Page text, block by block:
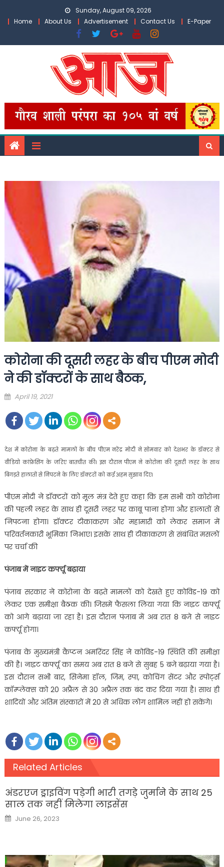
Sunday, August 09, 2026
Home
About Us Advertisement Contact Us E-Paper
कोरोना की दूसरी लहर के बीच पीएम मोदी
ने की डॉक्टरों के साथ बैठक,
Posted
April 19, 2021
देश में कोरोना के बढ़ते मामलों के बीच पीएम नरेंद्र मोदी ने सोमवार को देशभर के डॉक्टर से
वीडियो कांफ्रेंसिंग के जरिए बातचीत की। इस दौरान पीएम ने कोरोना की दूसरी लहर के साथ
बिगड़ते हालातों से निपटने के लिए डॉक्टरों को कई अहम सुझाव दिए।
पीएम मोदी ने डॉक्टरों को मूल मंत्र देते हुए कहा कि हम सभी को कोरोना
की पहली लहर के साथ ही दूसरी लहर पर काबू पाना होगा और हालातों से
निपटना होगा। डॉक्टर टीकाकरण और महामारी को लेकर समाज में
परिवर्तनकारी भूमिका निभाए। इसके साथ ही टीकाकरण से संबंधित मसलों
पर चर्चा की
पंजाब में नाइट कर्फ्यू बढ़ाया
पंजाब सरकार ने कोरोना के बढ़ते मामलों को देखते हुए कोविड-19 को
लेकर एक समीक्षा बैठक की। जिसमें फैसला लिया गया कि नाइट कर्फ्यू
को आगे बढ़ाया जा रहा है। इस दौरान पंजाब में अब रात 8 बजे से नाइट
कर्फ्यू होगा।
पंजाब के मुख्यमंत्री कैप्टन अमरिंदर सिंह ने कोविड-19 स्थिति की समीक्षा
की है। नाइट कर्फ्यू का समय अब रात 8 बजे से सुबह 5 बजे बढ़ाया गया है।
इस दौरान सभी बार, सिनेमा हॉल, जिम, स्पा, कोचिंग सेंटर और स्पोर्ट्स
कॉम्प्लेक्स को 20 अप्रैल से 30 अप्रैल तक बंद कर दिया गया है। साथ ही
शादियों और अंतिम संस्कारों में 20 से अधिक लोग शामिल नहीं हो सकेंगे।
Related Articles
अंडरएज ड्राइविंग पड़ेगी भारी तगड़े जुर्माने के साथ 25
साल तक नहीं मिलेगा लाइसेंस
Posted
on
June 26, 2023